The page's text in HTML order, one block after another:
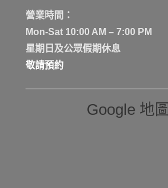
營業時間：
Mon-Sat 10:00 AM – 7:00 PM
星期日及公眾假期休息
敬請預約
Google 地圖